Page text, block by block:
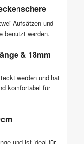
Aufsätzen und
benutzt werden.
& 18mm
werden und hat
komfortabel für
und ist ideal für